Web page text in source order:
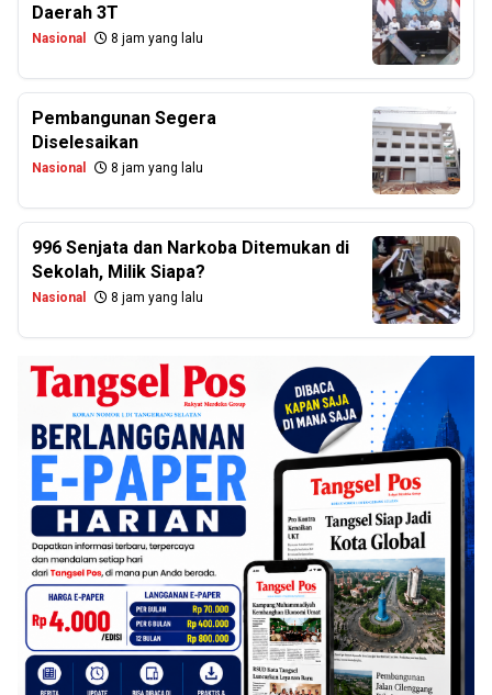
Daerah 3T
Nasional 8 jam yang lalu
Pembangunan Segera
Diselesaikan
Nasional 8 jam yang lalu
996 Senjata dan Narkoba Ditemukan di
Sekolah, Milik Siapa?
Nasional 8 jam yang lalu